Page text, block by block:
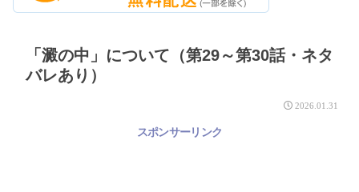
「澱の中」について（第29～第30話・ネタ
バレあり）
2026.01.31
スポンサーリンク